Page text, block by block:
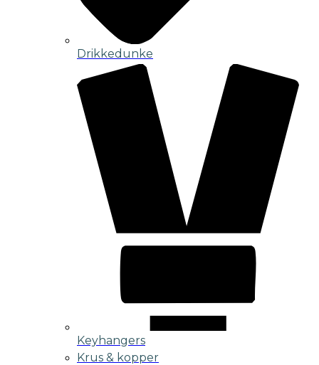
Drikkedunke
Keyhangers
Krus & kopper